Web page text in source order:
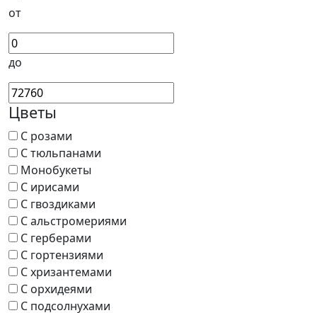
от
до
Цветы
С розами
С тюльпанами
Монобукеты
С ирисами
С гвоздиками
С альстромериями
С герберами
С гортензиями
С хризантемами
С орхидеями
С подсолнухами